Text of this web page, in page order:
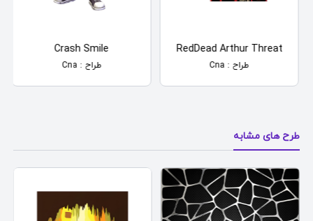
RedDead Arthur Threat
طراح : Cna
Crash Smile
طراح : Cna
طرح های مشابه